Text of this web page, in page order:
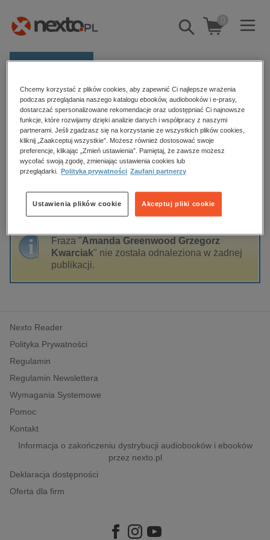
Pokaż/schowaj
wyszukiwarkę
0
E-prasa
Kategorie
Zobacz wszystkie E-prasa
budownictwo, aranżacja wnętrz
biznesowe, branżowe, gospodarka
edukacja
hobby, sport, rozrywka
komputery, internet, technologie, informatyka
kobiece, lifestyle, kultura
inne
popularno-naukowe
Strona główna Amanda Greenwood Grzegorz Kwarciak
Amanda Greenwood Grzegorz
Kwarciak
Sortowanie Filtrowanie
Fraza "Amanda Greenwood Grzegorz
Kwarciak" nie została odnaleziona w żadnej
publikacji.
Nexto Reader
Polityka Prywatności
Regulamin
Regulamin Newslettera
Wymagania Systemowe
Pomoc
Kontakt
Informacja o zakończeniu dystrybucji audiobooków i ebooków
przez nexto.pl
Deklaracja dostępności
Oferta dla firm
Chcemy korzystać z plików cookies, aby zapewnić Ci najlepsze wrażenia
podczas przeglądania naszego katalogu ebooków, audiobooków i e-prasy,
dostarczać spersonalizowane rekomendacje oraz udostępniać Ci najnowsze
funkcje, które rozwijamy dzięki analizie danych i współpracy z naszymi
partnerami. Jeśli zgadzasz się na korzystanie ze wszystkich plików cookies,
kliknij „Zaakceptuj wszystkie”. Możesz również dostosować swoje
preferencje, klikając „Zmień ustawienia”. Pamiętaj, że zawsze możesz
wycofać swoją zgodę, zmieniając ustawienia cookies lub
przeglądarki.
Polityka prywatności Zaufani partnerzy
Akceptuj pliki cookie
Ustawienia plików cookie